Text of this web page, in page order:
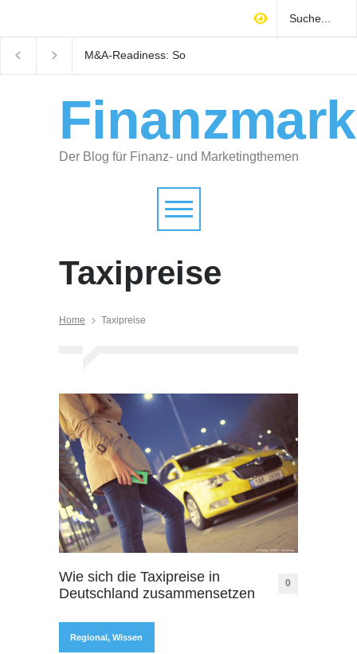
M&A-Readiness: So
Der Blog für Finanz- und Marketingthemen
Taxipreise
Home Taxipreise
Wie sich die Taxipreise in
Deutschland zusammensetzen
0
Regional, Wissen